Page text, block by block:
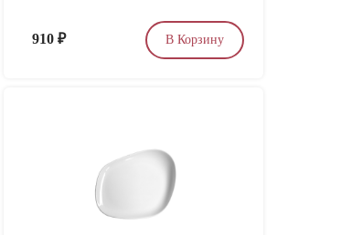
910 ₽ В Корзину